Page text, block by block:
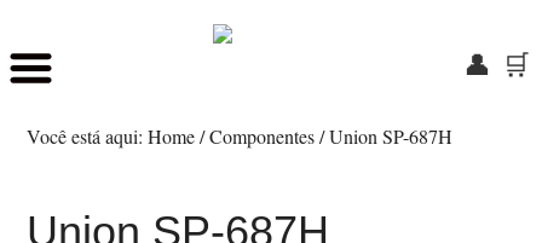
Skip
main
Saltar
Você está aqui:Home /Componentes /Union SP-687H
Union SP-687H
👤 🛒